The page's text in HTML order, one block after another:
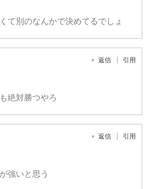
て別のなんかで決めてるでしょ
返信 引用
絶対勝つやろ
返信 引用
強いと思う